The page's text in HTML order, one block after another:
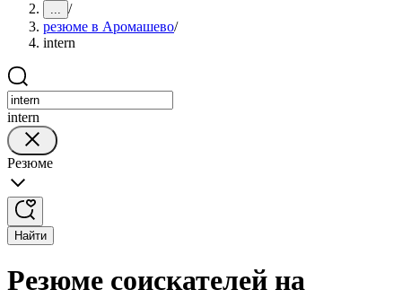
... /
резюме в Аромашево/
intern
intern
Резюме
Найти
Резюме соискателей на